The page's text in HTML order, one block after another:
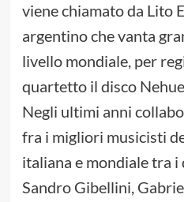
viene chiamato da Lito
argentino che vanta
livello mondiale, per
quartetto il disco
Negli ultimi anni
fra i migliori musicisti
italiana e mondiale tra
Sandro Gibellini,